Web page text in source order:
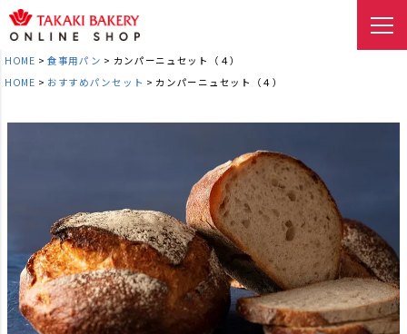
HOME 食事用パン
カンパーニュセット（４）
HOME
おすすめパンセット カンパーニュセット（４）